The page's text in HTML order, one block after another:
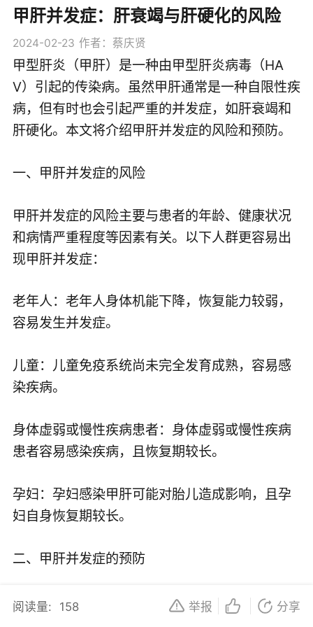
甲肝并发症：肝衰竭与肝硬化的风险
2024-02-23 作者：蔡庆贤
甲型肝炎（甲肝）是一种由甲型肝炎病毒（HA
V）引起的传染病。虽然甲肝通常是一种自限性疾
病，但有时也会引起严重的并发症，如肝衰竭和
肝硬化。本文将介绍甲肝并发症的风险和预防。
一、甲肝并发症的风险
甲肝并发症的风险主要与患者的年龄、健康状况
和病情严重程度等因素有关。以下人群更容易出
现甲肝并发症：
老年人：老年人身体机能下降，恢复能力较弱，
容易发生并发症。
儿童：儿童免疫系统尚未完全发育成熟，容易感
染疾病。
身体虚弱或慢性疾病患者：身体虚弱或慢性疾病
患者容易感染疾病，且恢复期较长。
孕妇：孕妇感染甲肝可能对胎儿造成影响，且孕
妇自身恢复期较长。
二、甲肝并发症的预防
及时治疗：一旦感染甲肝，应及早接受治疗，遵
阅读量: 158 举报 分享